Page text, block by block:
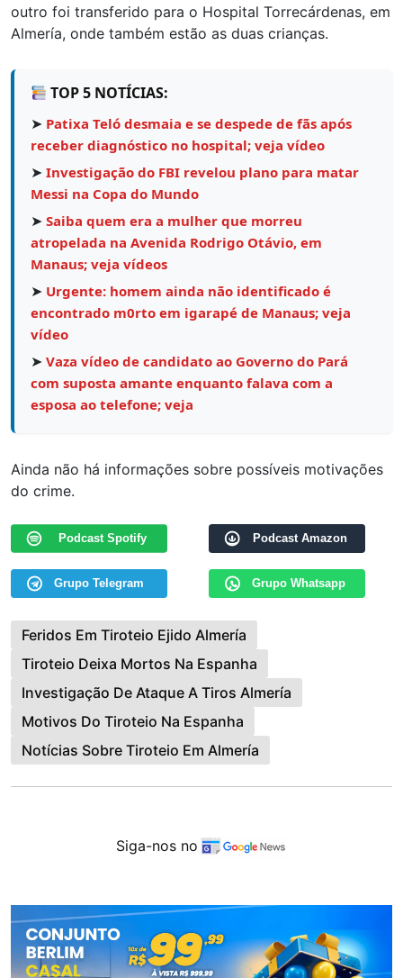
outro foi transferido para o Hospital Torrecárdenas, em
Almería, onde também estão as duas crianças.
TOP 5 NOTÍCIAS:
➤ Patixa Teló desmaia e se despede de fãs após
receber diagnóstico no hospital; veja vídeo
➤ Investigação do FBI revelou plano para matar
Messi na Copa do Mundo
➤ Saiba quem era a mulher que morreu
atropelada na Avenida Rodrigo Otávio, em
Manaus; veja vídeos
➤ Urgente: homem ainda não identificado é
encontrado m0rto em igarapé de Manaus; veja
vídeo
➤ Vaza vídeo de candidato ao Governo do Pará
com suposta amante enquanto falava com a
esposa ao telefone; veja
Ainda não há informações sobre possíveis motivações
do crime.
Podcast Spotify Podcast Amazon
Grupo Telegram Grupo Whatsapp
Feridos Em Tiroteio Ejido Almería
Tiroteio Deixa Mortos Na Espanha
Investigação De Ataque A Tiros Almería
Motivos Do Tiroteio Na Espanha
Notícias Sobre Tiroteio Em Almería
Siga-nos no